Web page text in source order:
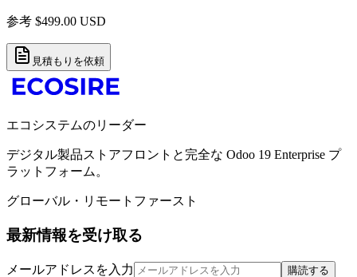
参考 $499.00 USD
見積もりを依頼
エコシステムのリーダー
デジタル製品ストアフロントと完全な Odoo 19 Enterprise プ
ラットフォーム。
グローバル・リモートファースト
最新情報を受け取る
メールアドレスを入力 購読する